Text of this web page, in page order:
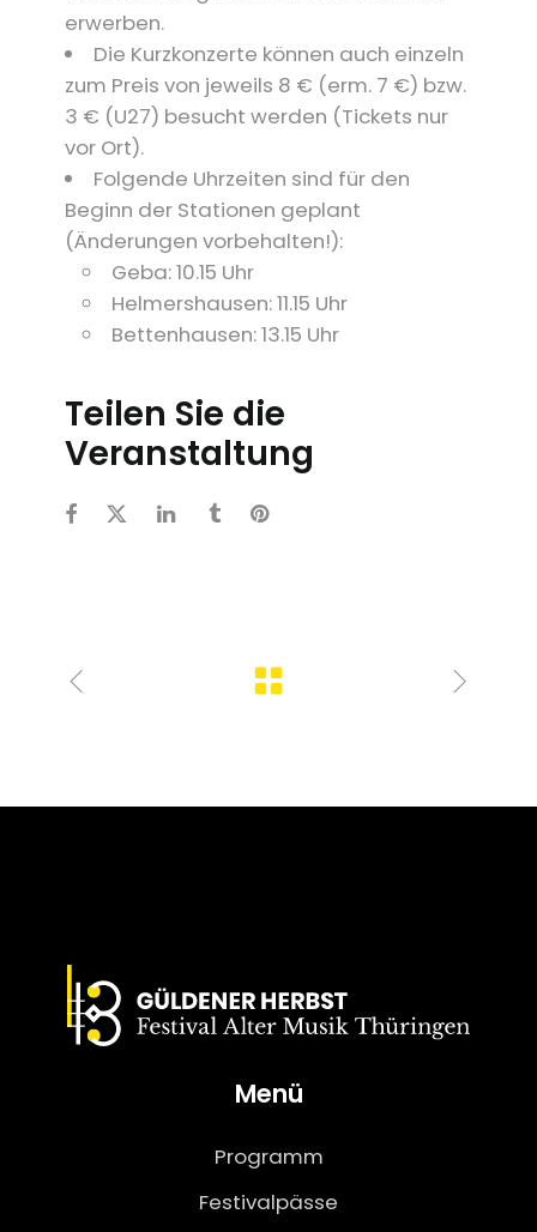
erwerben.
Die Kurzkonzerte können auch einzeln
zum Preis von jeweils 8 € (erm. 7 €) bzw.
3 € (U27) besucht werden (Tickets nur
vor Ort).
Folgende Uhrzeiten sind für den
Beginn der Stationen geplant
(Änderungen vorbehalten!):
Geba: 10.15 Uhr
Helmershausen: 11.15 Uhr
Bettenhausen: 13.15 Uhr
Teilen Sie die
Veranstaltung
Menü
Programm
Festivalpässe